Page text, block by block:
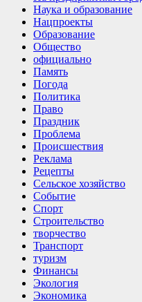
Наука и образование
Нацпроекты
Образование
Общество
официально
Память
Погода
Политика
Право
Праздник
Проблема
Происшествия
Реклама
Рецепты
Сельское хозяйство
Событие
Спорт
Строительство
творчество
Транспорт
туризм
Финансы
Экология
Экономика